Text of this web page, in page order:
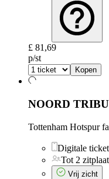
£ 81,69
p/st
Kopen
NOORD
Tottenham Hotspur
Digitale
Tot 2
Vrij zicht